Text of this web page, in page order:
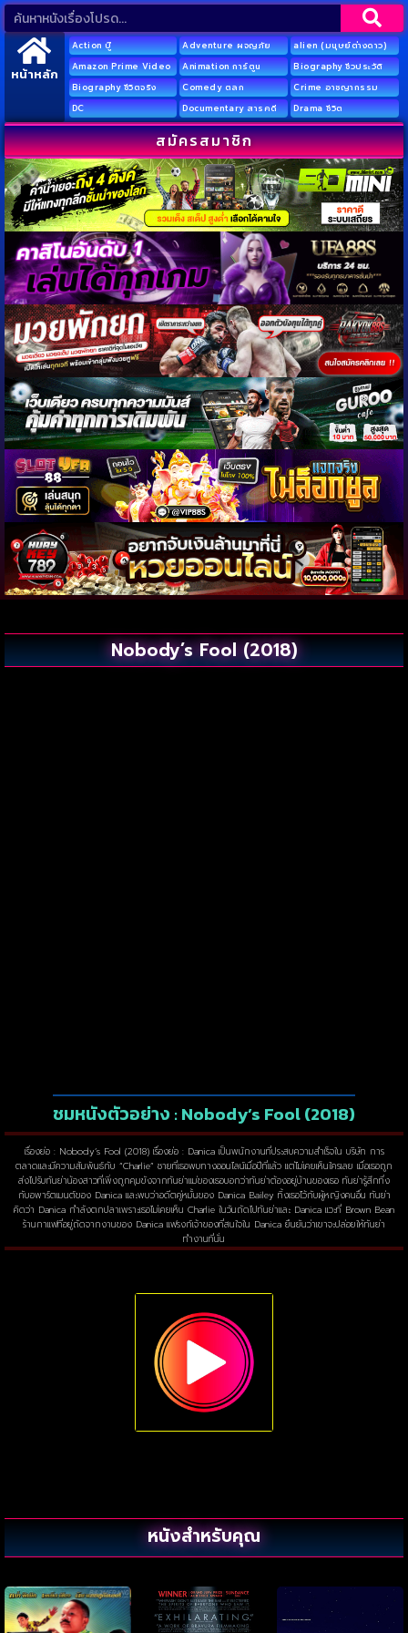
หน้าหลัก
Action บู๊ Adventure ผจญภัย
alien (มนุษย์ต่างดาว)
Amazon Prime Video
Animation การ์ตูน
Biography ชีวประวัติ
Biography ชีวิตจริง
Comedy ตลก
Crime อาชญากรรม
DC
Documentary สารคดี Drama ชีวิต
สมัครสมาชิก
Nobody’s Fool (2018)
ชมหนังตัวอย่าง : Nobody’s Fool (2018)
เรื่องย่อ : Nobody’s Fool (2018) เรื่องย่อ : Danica เป็นพนักงานที่ประสบความสำเร็จใน บริษัท การ
ตลาดและมีความสัมพันธ์กับ “Charlie” ชายที่เธอพบทางออนไลน์เมื่อปีที่แล้ว แต่ไม่เคยเห็นใครเลย เมื่อเธอถูก
ส่งไปรับทันย่าน้องสาวที่เพิ่งถูกคุมขังจากทันย่าแม่ของเธอบอกว่าทันย่าต้องอยู่บ้านของเธอ ทันย่ารู้สึกทึ่ง
กับอพาร์ตเมนต์ของ Danica และพบว่าอดีตคู่หมั้นของ Danica Bailey ทิ้งเธอไว้กับผู้หญิงคนอื่น ทันย่า
คิดว่า Danica กำลังตกปลาเพราะเธอไม่เคยเห็น Charlie ในวันถัดไปทันย่าและ Danica แวะที่ Brown Bean
ร้านกาแฟที่อยู่ถัดจากงานของ Danica แฟรงก์เจ้าของที่สนใจใน Danica ยืนยันว่าเขาจะปล่อยให้ทันย่า
ทำงานที่นั่น
หนังสำหรับคุณ